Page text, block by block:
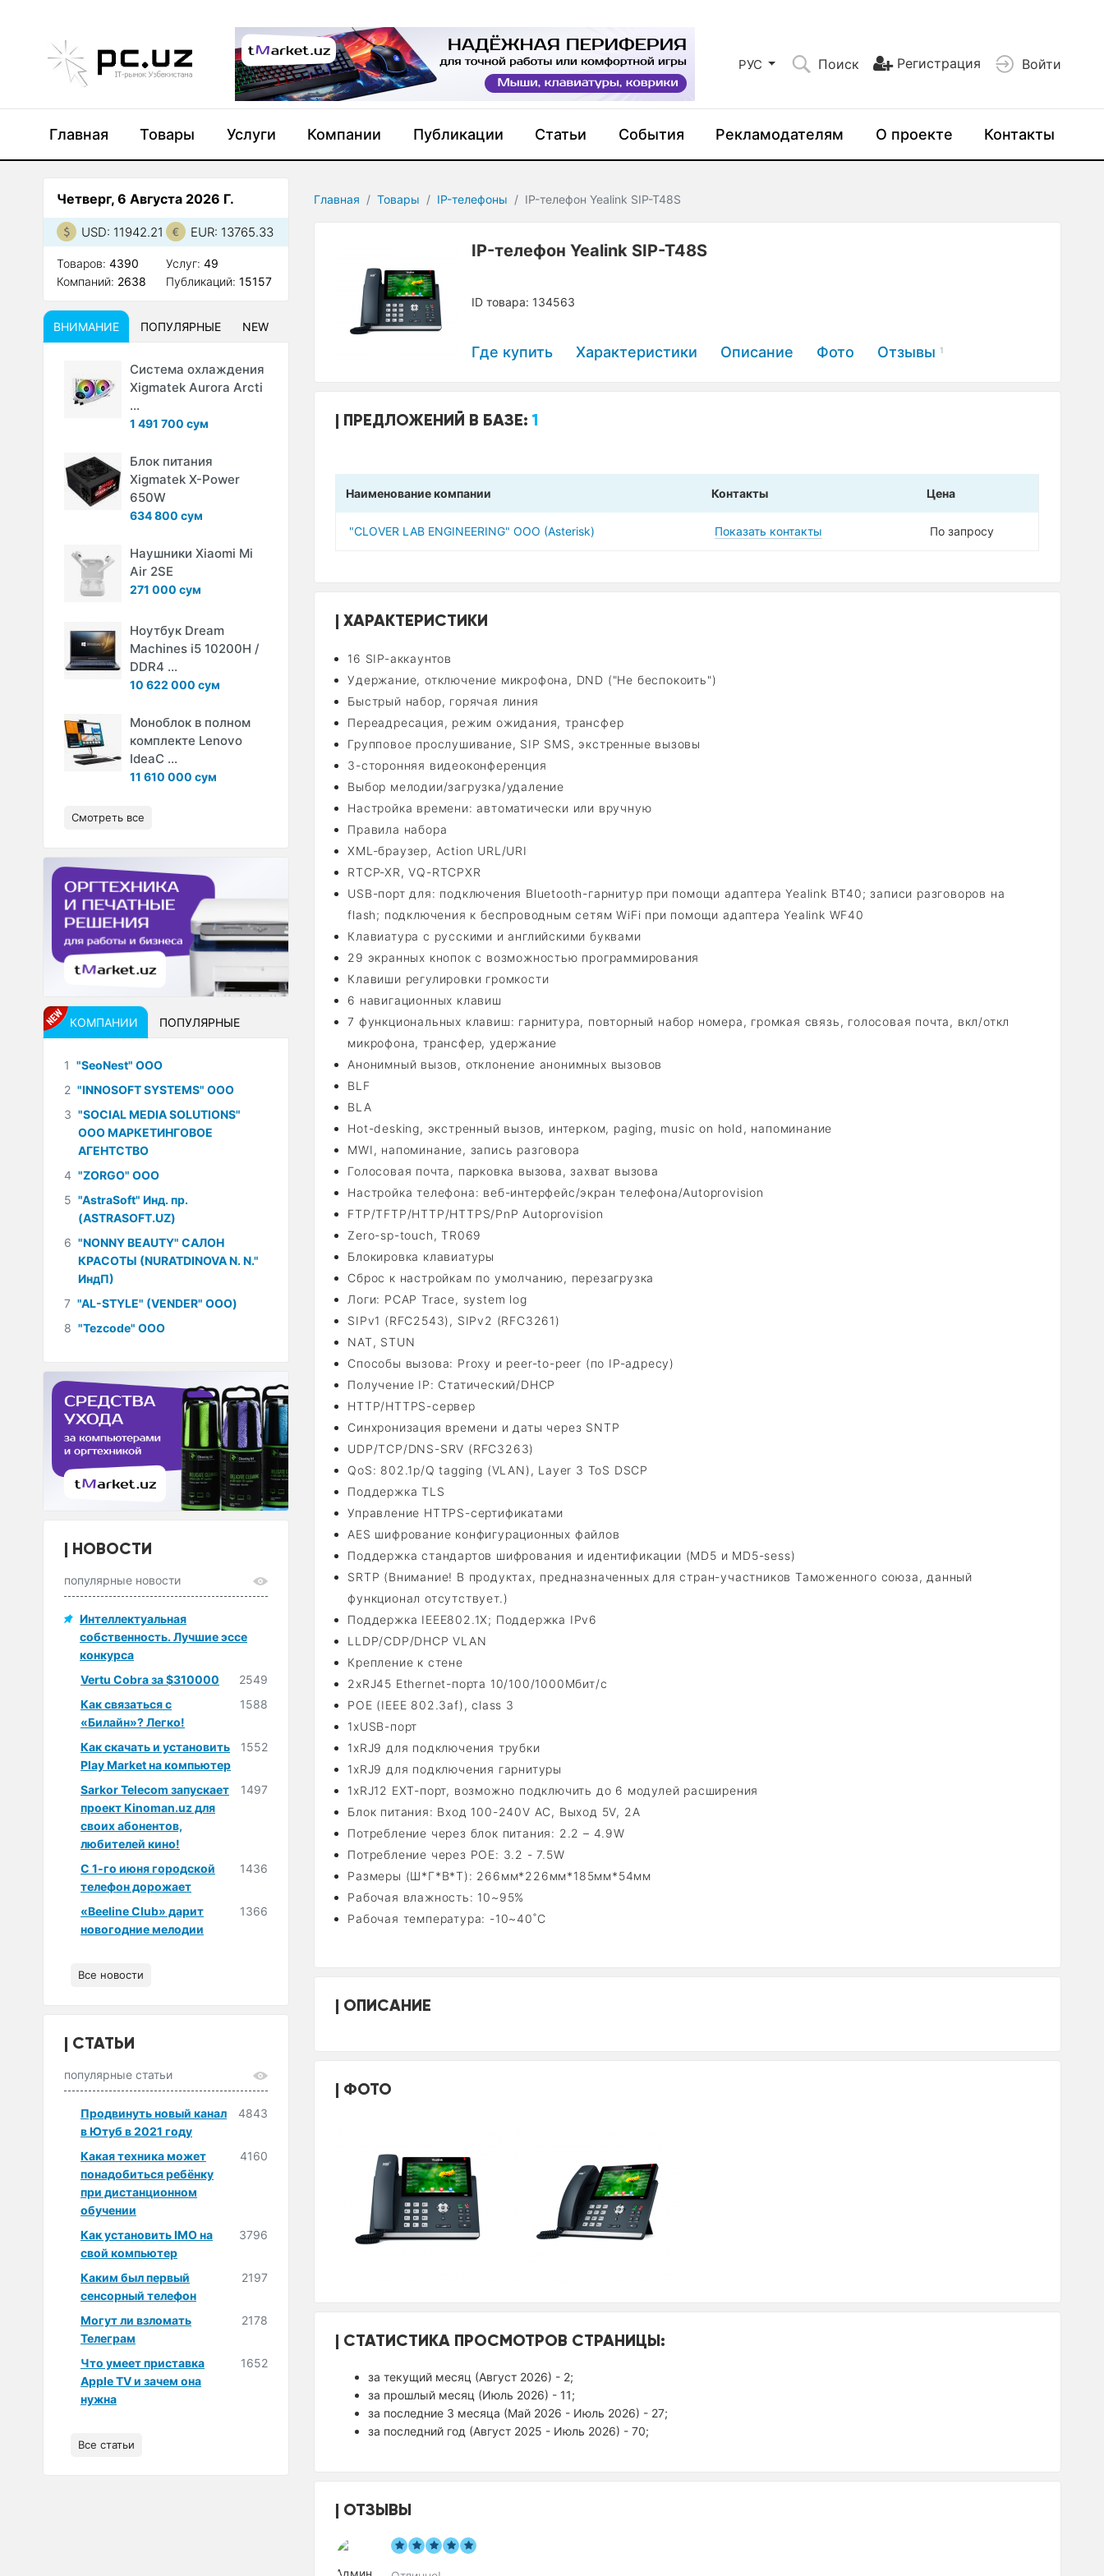
РУС Поиск Регистрация Войти
Главная Товары Услуги Компании Публикации Статьи События Рекламодателям О проекте Контакты
Главная Товары IP-телефоны IP-телефон Yealink SIP-T48S
IP-телефон Yealink SIP-T48S
ID товара: 134563
Где купить Характеристики Описание Фото Отзывы1
ПРЕДЛОЖЕНИЙ В БАЗЕ:1
Наименование компании Контакты Цена
"CLOVER LAB ENGINEERING" OOO (Asterisk) Показать контакты По запросу
ХАРАКТЕРИСТИКИ
16 SIP-аккаунтов
Удержание, отключение микрофона, DND ("Не беспокоить")
Быстрый набор, горячая линия
Переадресация, режим ожидания, трансфер
Групповое прослушивание, SIP SMS, экстренные вызовы
3-сторонняя видеоконференция
Выбор мелодии/загрузка/удаление
Настройка времени: автоматически или вручную
Правила набора
XML-браузер, Action URL/URI
RTCP-XR, VQ-RTCPXR
USB-порт для: подключения Bluetooth-гарнитур при помощи адаптера Yealink BT40; записи разговоров на
flash; подключения к беспроводным сетям WiFi при помощи адаптера Yealink WF40
Клавиатура с русскими и английскими буквами
29 экранных кнопок с возможностью программирования
Клавиши регулировки громкости
6 навигационных клавиш
7 функциональных клавиш: гарнитура, повторный набор номера, громкая связь, голосовая почта, вкл/откл
микрофона, трансфер, удержание
Анонимный вызов, отклонение анонимных вызовов
BLF
BLA
Hot-desking, экстренный вызов, интерком, paging, music on hold, напоминание
MWI, напоминание, запись разговора
Голосовая почта, парковка вызова, захват вызова
Настройка телефона: веб-интерфейс/экран телефона/Autoprovision
FTP/TFTP/HTTP/HTTPS/PnP Autoprovision
Zero-sp-touch, TR069
Блокировка клавиатуры
Сброс к настройкам по умолчанию, перезагрузка
Логи: PCAP Trace, system log
SIPv1 (RFC2543), SIPv2 (RFC3261)
NAT, STUN
Способы вызова: Proxy и peer-to-peer (по IP-адресу)
Получение IP: Статический/DHCP
HTTP/HTTPS-сервер
Синхронизация времени и даты через SNTP
UDP/TCP/DNS-SRV (RFC3263)
QoS: 802.1p/Q tagging (VLAN), Layer 3 ToS DSCP
Поддержка TLS
Управление HTTPS-сертификатами
AES шифрование конфигурационных файлов
Поддержка стандартов шифрования и идентификации (MD5 и MD5-sess)
SRTP (Внимание! В продуктах, предназначенных для стран-участников Таможенного союза, данный
функционал отсутствует.)
Поддержка IEEE802.1X; Поддержка IPv6
LLDP/CDP/DHCP VLAN
Крепление к стене
2хRJ45 Ethernet-порта 10/100/1000Мбит/с
POE (IEEE 802.3af), class 3
1xUSB-порт
1хRJ9 для подключения трубки
1хRJ9 для подключения гарнитуры
1xRJ12 EXT-порт, возможно подключить до 6 модулей расширения
Блок питания: Вход 100-240V AC, Выход 5V, 2А
Потребление через блок питания: 2.2 – 4.9W
Потребление через POE: 3.2 - 7.5W
Размеры (Ш*Г*В*Т): 266мм*226мм*185мм*54мм
Рабочая влажность: 10~95%
Рабочая температура: -10~40˚C
ОПИСАНИЕ
ФОТО
СТАТИСТИКА ПРОСМОТРОВ СТРАНИЦЫ:
за текущий месяц (Август 2026) - 2;
за прошлый месяц (Июль 2026) - 11;
за последние 3 месяца (Май 2026 - Июль 2026) - 27;
за последний год (Август 2025 - Июль 2026) - 70;
ОТЗЫВЫ
Четверг, 6 Августа 2026 Г.
USD: 11942.21 EUR: 13765.33
Товаров: 4390
Компаний: 2638
Услуг:49
Публикаций:15157
ВНИМАНИЕ ПОПУЛЯРНЫЕ NEW
Система охлаждения
Xigmatek Aurora Arcti
...
1 491 700 сум
Блок питания
Xigmatek X-Power
650W
634 800 сум
Наушники Xiaomi Mi
Air 2SE
271 000 сум
Ноутбук Dream
Machines i5 10200H /
DDR4 ...
10 622 000 сум
Моноблок в полном
комплекте Lenovo
IdeaC ...
11 610 000 сум
Смотреть все
КОМПАНИИ ПОПУЛЯРНЫЕ
1 "SeoNest" ООО
2 "INNOSOFT SYSTEMS" ООО
3 "SOCIAL MEDIA SOLUTIONS"
ООО МАРКЕТИНГОВОЕ
АГЕНТСТВО
4 "ZORGO" ООО
5 "AstraSoft" Инд. пр.
(ASTRASOFT.UZ)
6 "NONNY BEAUTY" САЛОН
КРАСОТЫ (NURATDINOVA N. N."
ИндП)
7 "AL-STYLE" (VENDER" ООО)
8 "Tezcode" ООО
НОВОСТИ
популярные новости
Интеллектуальная
собственность. Лучшие эссе
конкурса
Vertu Cobra за $310000
2549
Как связаться с
«Билайн»? Легко!
1588
Как скачать и установить
Play Market на компьютер
1552
Sarkor Telecom запускает
проект Kinoman.uz для
своих абонентов,
любителей кино!
1497
С 1-го июня городской
телефон дорожает
1436
«Beeline Club» дарит
новогодние мелодии
1366
Все новости
СТАТЬИ
популярные статьи
Продвинуть новый канал
в Ютуб в 2021 году
4843
Какая техника может
понадобиться ребёнку
при дистанционном
обучении
4160
Как установить IMO на
свой компьютер
3796
Каким был первый
сенсорный телефон
2197
Могут ли взломать
Телеграм
2178
Что умеет приставка
Apple TV и зачем она
нужна
1652
Все статьи